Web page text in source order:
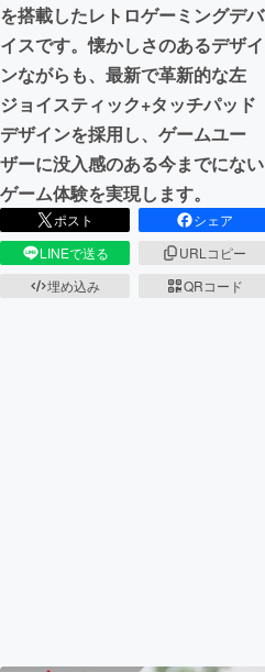
CAMPFIRE for Social Good
CAMPFIREふるさと納税
を搭載したレトロゲーミングデバ
イスです。懐かしさのあるデザイ
ンながらも、最新で革新的な左
ジョイスティック+タッチパッド
デザインを採用し、ゲームユー
ザーに没入感のある今までにない
ゲーム体験を実現します。
ポスト
シェア
LINEで送る
URLコピー
埋め込み
QRコード